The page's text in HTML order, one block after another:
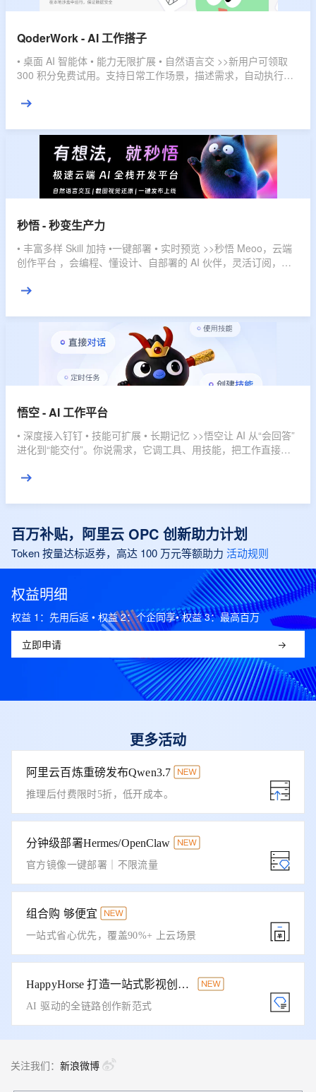
QoderWork - AI 工作搭子
• 桌面 AI 智能体 • 能力无限扩展 • 自然语言交 >>新用户可领取
300 积分免费试用。支持日常工作场景，描述需求，自动执行，
秒悟 - 秒变生产力
• 丰富多样 Skill 加持 •一键部署 • 实时预览 >>秒悟 Meoo，云端
创作平台 ，会编程、懂设计、自部署的 AI 伙伴，灵活订阅，多
悟空 - AI 工作平台
• 深度接入钉钉 • 技能可扩展 • 长期记忆 >>悟空让 AI 从“会回答”
进化到“能交付”。你说需求，它调工具、用技能，把工作直接推
百万补贴，阿里云 OPC 创新助力计划
Token 按量达标返券，高达 100 万元等额助力 活动规则
权益明细
权益 1：先用后返 • 权益 2：个企同享• 权益 3：最高百万
立即申请
更多活动
阿里云百炼重磅发布Qwen3.7
推理后付费限时5折，低开成本。
分钟级部署Hermes/OpenClaw
官方镜像一键部署｜不限流量
组合购 够便宜
一站式省心优先，覆盖90%+ 上云场景
HappyHorse 打造一站式影视创作平台
AI 驱动的全链路创作新范式
关注我们： 新浪微博